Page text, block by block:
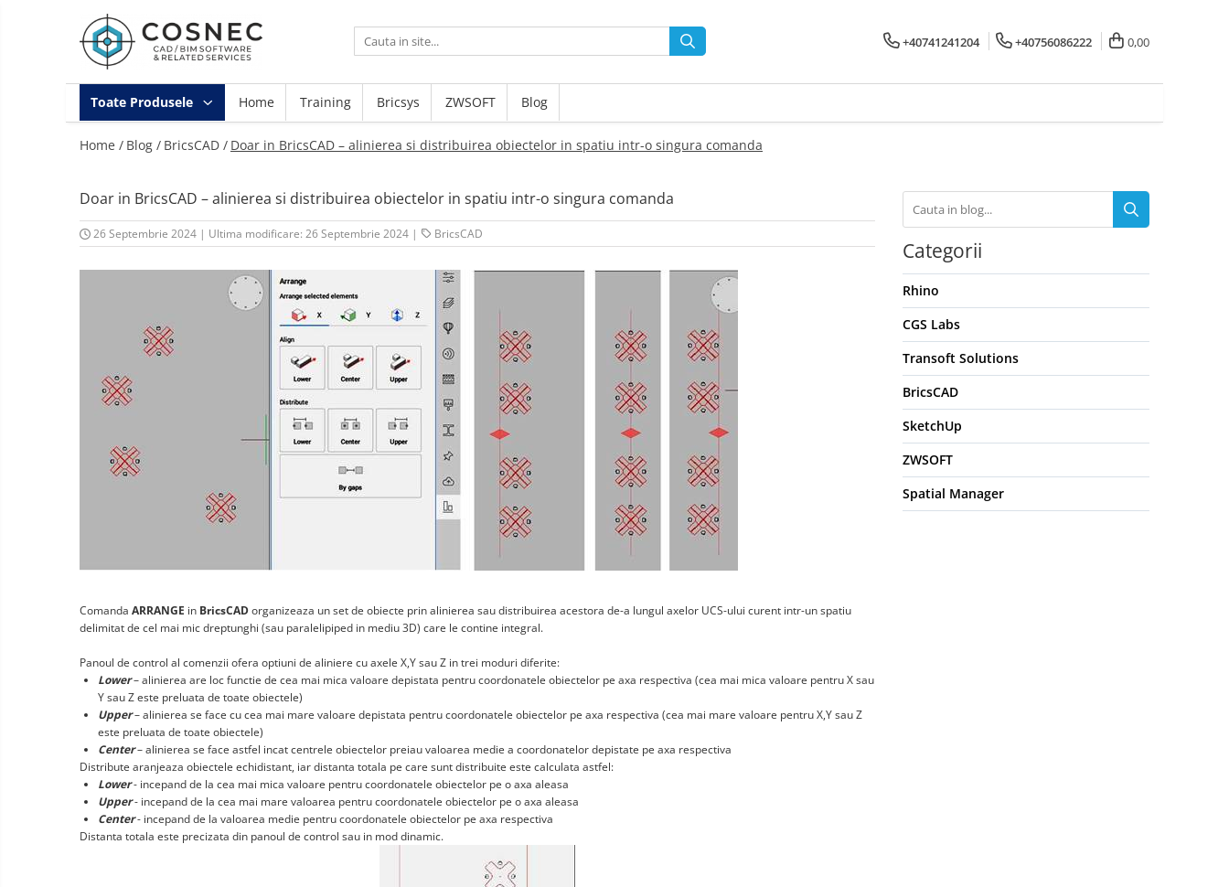
Toate Produsele
Arhitectura / Constructii
Bim 4D/5D
Infrastructura
Landscape Design
Proiectare Generala
+40741241204 +40756086222 0,00
Toate Produsele Home Training Bricsys ZWSOFT Blog
Home / Blog / BricsCAD / Doar in BricsCAD – alinierea si distribuirea obiectelor in spatiu intr-o singura comanda
Doar in BricsCAD – alinierea si distribuirea obiectelor in spatiu intr-o singura comanda
26 Septembrie 2024 | Ultima modificare: 26 Septembrie 2024 | BricsCAD
Comanda ARRANGE in BricsCADorganizeaza un set de obiecte prin alinierea sau distribuirea acestora de-a lungul axelor UCS-ului curent intr-un spatiu
delimitat de cel mai mic dreptunghi (sau paralelipiped in mediu 3D) care le contine integral.
Panoul de control al comenzii ofera optiuni de aliniere cu axele X,Y sau Z in trei moduri diferite:
Lower– alinierea are loc functie de cea mai mica valoare depistata pentru coordonatele obiectelor pe axa respectiva (cea mai mica valoare pentru X sau
Y sau Z este preluata de toate obiectele)
Upper– alinierea se face cu cea mai mare valoare depistata pentru coordonatele obiectelor pe axa respectiva (cea mai mare valoare pentru X,Y sau Z
este preluata de toate obiectele)
Center– alinierea se face astfel incat centrele obiectelor preiau valoarea medie a coordonatelor depistate pe axa respectiva
Distribute aranjeaza obiectele echidistant, iar distanta totala pe care sunt distribuite este calculata astfel:
Lower- incepand de la cea mai mica valoare pentru coordonatele obiectelor pe o axa aleasa
Upper- incepand de la cea mai mare valoarea pentru coordonatele obiectelor pe o axa aleasa
Center- incepand de la valoarea medie pentru coordonatele obiectelor pe axa respectiva
Distanta totala este precizata din panoul de control sau in mod dinamic.
Categorii
Rhino
CGS Labs
Transoft Solutions
BricsCAD
SketchUp
ZWSOFT
Spatial Manager